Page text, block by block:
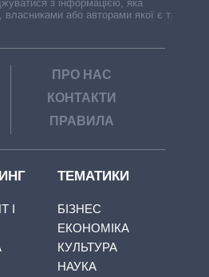
з інформацією, яка
власниками або авторами якої є треті
ПРО НАС
КОНТАКТИ
ПРАВИЛА
І
ТЕМАТИКИ
БІЗНЕС
ЕКОНОМІКА
КУЛЬТУРА
НАУКА